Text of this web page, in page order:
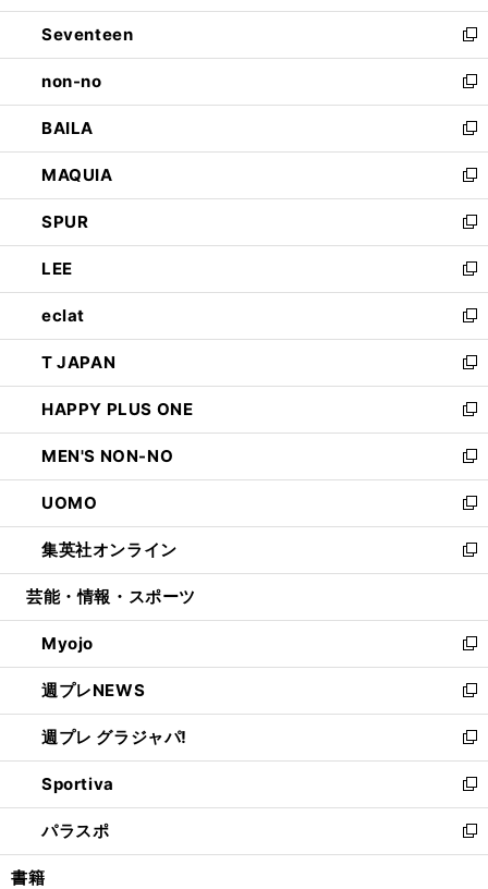
開
く
ウ
で
開
く
ン
ド
ウ
で
開
く
Seventeen
新
し
い
ウ
ィ
ン
ド
ウ
で
開
く
non-no
新
し
い
ウ
ィ
ン
ド
ウ
で
開
く
BAILA
新
し
い
ウ
ィ
ン
ド
ウ
で
開
く
MAQUIA
新
し
い
ウ
ィ
ン
ド
ウ
で
開
く
SPUR
新
し
い
ウ
ィ
ン
ド
ウ
で
開
く
LEE
新
し
い
ウ
ィ
ン
ド
ウ
で
開
く
eclat
新
し
い
ウ
ィ
ン
ド
ウ
で
開
く
T JAPAN
新
し
い
ウ
ィ
ン
ド
ウ
で
開
HAPPY PLUS ONE
新
し
い
ウ
ィ
ン
ド
ウ
開
く
MEN'S NON-NO
新
し
い
ウ
ィ
ン
ウ
で
開
く
UOMO
新
し
い
ウ
ン
ド
ウ
で
開
く
集英社オンライン
新
し
ウ
ィ
ン
ド
ウ
で
開
く
芸能・情報・スポーツ
Myojo
新
し
い
ウ
ィ
ン
ド
ウ
で
開
週プレNEWS
新
し
い
ウ
ィ
ン
ド
ウ
週プレ グラジャパ!
新
し
い
ウ
ィ
ン
Sportiva
新
し
い
ウ
パラスポ
新
し
書籍